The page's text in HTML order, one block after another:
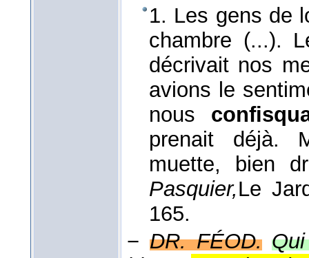
1. Les gens de
chambre (...).
décrivait nos
avions le
nous
prenait déjà.
muette, bien
Pasquier,Le
165.
− DR. FÉOD.